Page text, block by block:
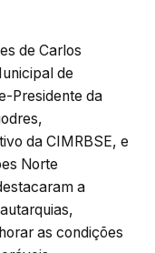
de Carlos
de
Presidente da
da CIMRBSE, e
Norte
a
as condições